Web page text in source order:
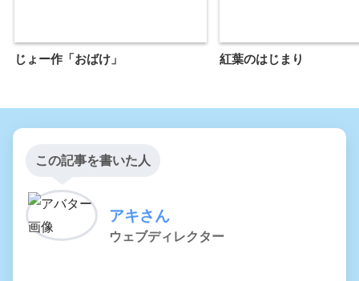
じょー作「おばけ」 紅葉のはじまり
この記事を書いた人
アキさん
ウェブディレクター